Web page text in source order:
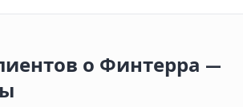
о Финтерра —